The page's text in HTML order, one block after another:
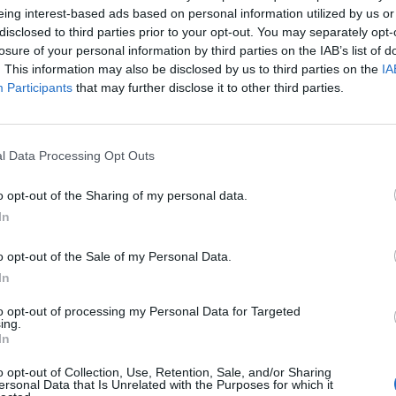
interest-based ads based on personal information utilized by us
to third parties prior to your opt-out. You may separately
of your personal information by third parties on the IAB’s list of
This information may also be disclosed by us to third parties on the
Participants that may further disclose it to other third parties.
Data Processing Opt Outs
opt-out of the Sharing of my personal data.
opt-out of the Sale of my Personal Data.
opt-out of processing my Personal Data for Targeted
opt-out of Collection, Use, Retention, Sale, and/or Sharing
Data that Is Unrelated with the Purposes for which it
Νήσων Αττικής υπέβαλε στον
περιφερειακός σύμβουλος.
«ανασχηματισμός» στη διοίκηση με
ίδιες πληροφορίες ο Νίκος Χαρδαλιάς
και δεν […]
Βουτσινάς: Το όραμά μου για τα
μας
των νησιών και των άλλων παράκτιων
Είναι μια πρόκληση για μένα, ως υποψηφίου
Συμβούλου με το συνδυασμό «ΑΤΤΙΚΗ
Νίκου Χαρδαλιά, να δουλέψω στο επόμενο περιφερειακό
για το στολίδι, το κόσμημα της Αττικής, τα νησιά
αλλά […]
- 17.20
Βουτσινάς: Ο Πειραιάς